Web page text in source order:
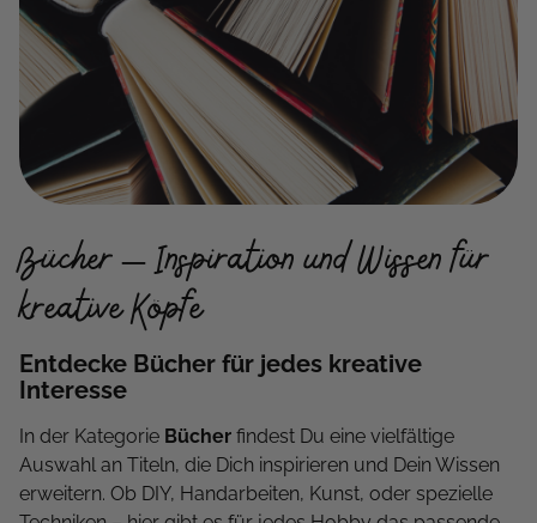
Bücher – Inspiration und Wissen für
kreative Köpfe
Entdecke Bücher für jedes kreative
Interesse
In der Kategorie Bücher findest Du eine vielfältige
Auswahl an Titeln, die Dich inspirieren und Dein Wissen
erweitern. Ob DIY, Handarbeiten, Kunst, oder spezielle